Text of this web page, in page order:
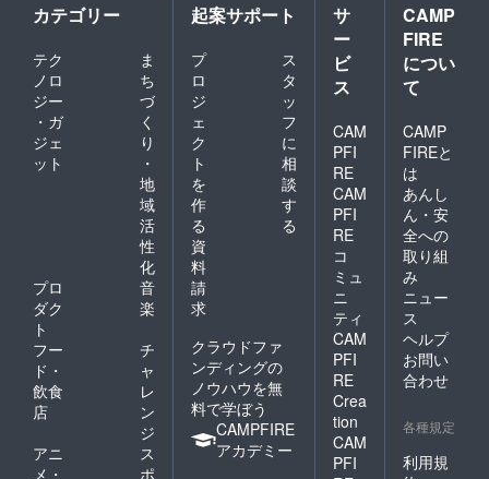
カテゴリー
テク
ノロ
ジー
・ガ
ジェ
ット
ま
ち
づ
く
り
・
地
域
活
性
化
プロ
ダク
ト
音
楽
フー
ド・
飲食
店
チ
ャ
レ
ン
ジ
アニ
メ・
ス
ポ
起案サポート
プ
ロ
ジ
ェ
ク
ト
を
作
る
ス
タ
ッ
フ
に
相
談
す
る
資
料
請
求
クラウドファ
ンディングの
ノウハウを無
料で学ぼう
CAMPFIRE
アカデミー
サ
ー
ビ
ス
CAM
PFI
RE
CAM
PFI
RE
コ
ミュ
ニ
ティ
CAM
PFI
RE
Crea
tion
CAM
PFI
CAMP
FIRE
につい
て
CAMP
FIREと
は
あんし
ん・安
全への
取り組
み
ニュー
ス
ヘルプ
お問い
合わせ
各種規定
利用規